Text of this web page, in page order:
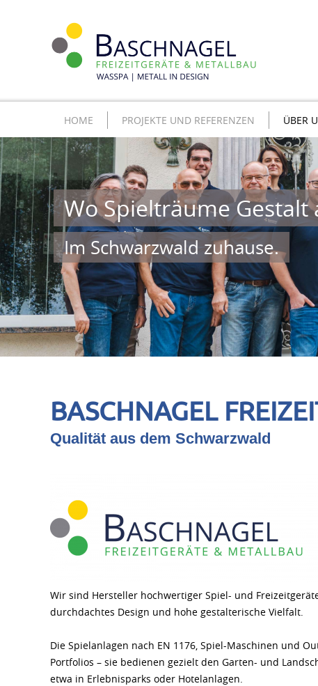
HOME PROJEKTE UND REFERENZEN ÜBER
Wo Spielträume
Im Schwarzwald zuhause.
BASCHNAGEL
Qualität aus dem Schwarzwald
Wir sind Hersteller hochwertiger Spiel- und
durchdachtes Design und hohe gestalterische Vielfalt.
Die Spielanlagen nach EN 1176, Spiel-Maschinen und
Portfolios – sie bedienen gezielt den Garten- und
etwa in Erlebnisparks oder Hotelanlagen.